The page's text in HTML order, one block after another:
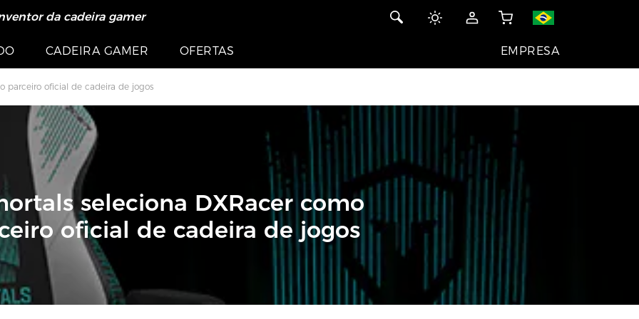
da cadeira gamer
>>>>
CADEIRA GAMER OFERTAS EMPRESA
parceiro oficial de cadeira de jogos
seleciona DXRacer como
oficial de cadeira de jogos